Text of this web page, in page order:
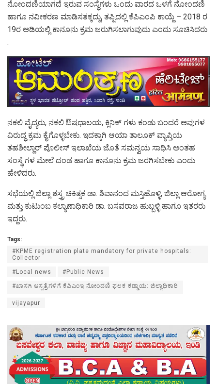
ನೋಂದಣಿಯಾಗದೆ ಇರುವ ಸಂಸ್ಥೆಗಳು ಒಂದು ವಾರದ ಒಳಗೆ ನೋಂದಣಿ
ಹಾಗೂ ನವೀಕರಣ ಮಾಡಿಸತಕ್ಕದ್ದು, ತಪ್ಪಿದಲ್ಲಿ ಕೆಪಿಎಂಪಿ ಕಾಯ್ದೆ – 2018 ರ
19ರ ಅಡಿಯಲ್ಲಿ ಕಾನೂನು ಕ್ರಮ ಜರುಗಿಸಲಾಗುವುದು ಎಂದು ಸೂಚಿಸಿದರು
.
ನಕಲಿ ವೈದ್ಯರು, ನಕಲಿ ಔಷಧಾಲಯ, ಕ್ಲಿನಿಕ್ ಗಳು ಕಂಡು ಬಂದರೆ ಅವುಗಳ
ವಿರುದ್ಧ ಕ್ರಮ ಕೈಗೊಳ್ಳಬೇಕು. ಇದಕ್ಕಾಗಿ ಆಯಾ ತಾಲೂಕ್ ವ್ಯಾಪ್ತಿಯ
ತಹಶೀಲ್ದಾರ್ ಪೊಲೀಸ್ ಇಲಾಖೆಯ ಜೊತೆ ಸಮನ್ವಯ ಸಾಧಿಸಿ ಅಂತಹ
ಸಂಸ್ಥೆ ಗಳ ಮೇಲೆ ದಂಡ ಹಾಗೂ ಕಾನೂನು ಕ್ರಮ ಜರಗಿಸಬೇಕು ಎಂದು
ಹೇಳಿದರು.
ಸಭೆಯಲ್ಲಿ ಜಿಲ್ಲಾ ಶಸ್ತ್ರ ಚಿಕಿತ್ಸಕ ಡಾ. ಶಿವಾನಂದ ಮಸ್ತಿಹೊಳ್ಳಿ, ಜಿಲ್ಲಾ ಆರೋಗ್ಯ
ಮತ್ತು ಕುಟುಂಬ ಕಲ್ಯಾಣಾಧಿಕಾರಿ ಡಾ. ಬಸವರಾಜ ಹುಬ್ಬಳ್ಳಿ ಹಾಗೂ ಇತರರು
ಇದ್ದರು.
Tags:
#KPME registration plate mandatory for private hospitals:
Collector
#Local news #Public News
#ಖಾಸಗಿ ಆಸ್ಪತ್ರೆಗಳಿಗೆ ಕೆಪಿಎಂಇ ನೋಂದಣಿ ಫಲಕ ಕಡ್ಡಾಯ: ಜಿಲ್ಲಾಧಿಕಾರಿ
vijayapur